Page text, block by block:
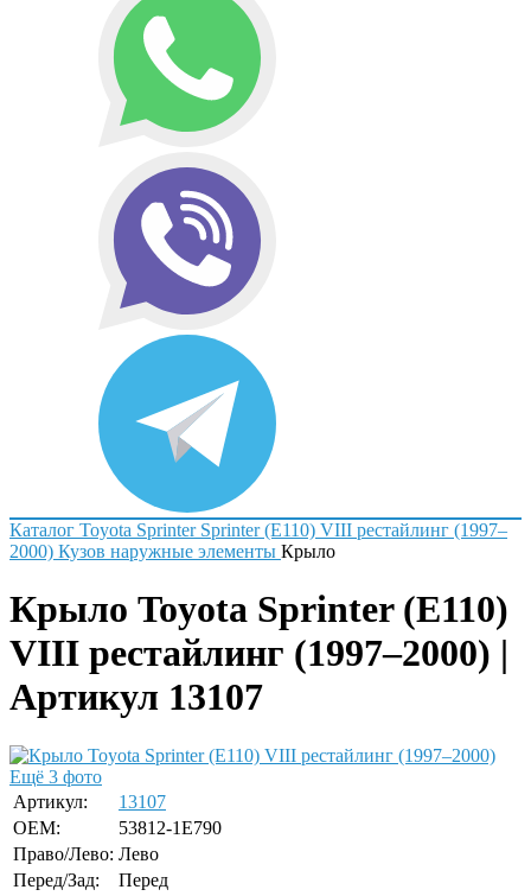
Каталог Toyota Sprinter Sprinter (E110) VIII рестайлинг (1997–
2000) Кузов наружные элементы Крыло
Крыло Toyota Sprinter (E110)
VIII рестайлинг (1997–2000) |
Артикул 13107
Ещё 3 фото
Артикул:
13107
OEM:
53812-1E790
Право/Лево: Лево
Перед/Зад:
Перед